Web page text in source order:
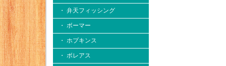
・ 弁天フィッシング
・ ボーマー
・ ホプキンス
・ ボレアス